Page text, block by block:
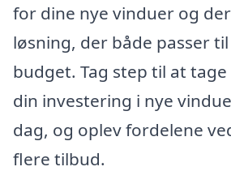
for dine nye vinduer og
løsning, der både passer
budget. Tag step til at
din investering i nye
dag, og oplev fordelene
flere tilbud.